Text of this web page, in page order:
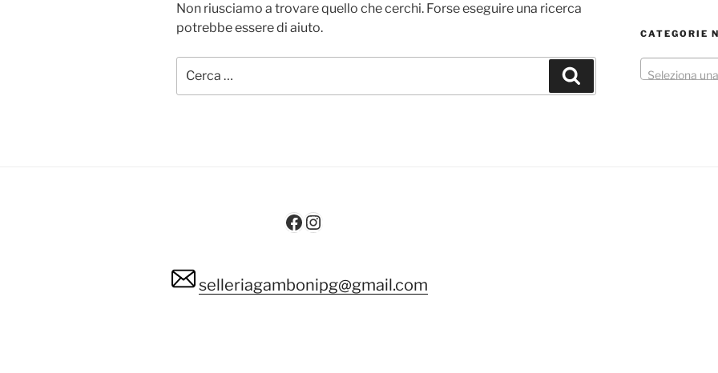
Non riusciamo a trovare quello che cerchi. Forse eseguire una ricerca
potrebbe essere di aiuto.
CATEGORIE
Seleziona
Facebook
Instagram
selleriagambonipg@gmail.com